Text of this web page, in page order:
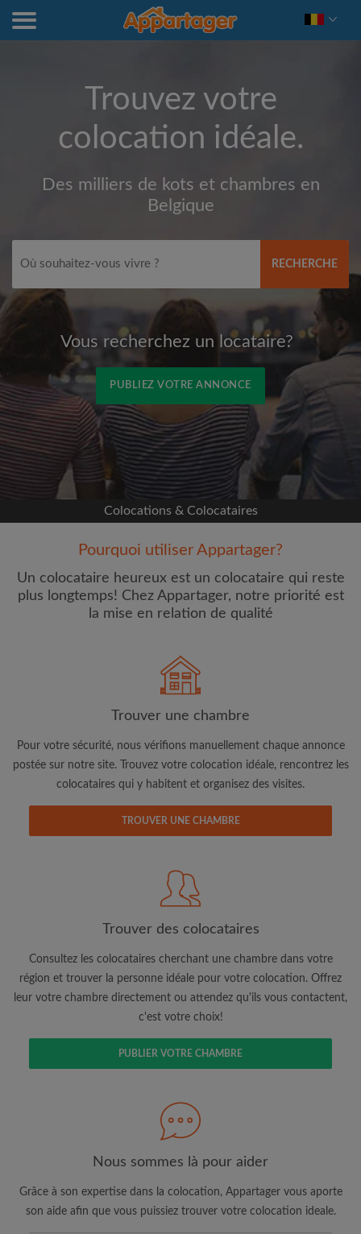
Trouvez votre
colocation idéale.
Des milliers de kots et chambres en
Belgique
RECHERCHE
Vous recherchez un locataire?
PUBLIEZ VOTRE ANNONCE
Inscrivez-vous avec Facebook
Nous ne publierons jamais sur votre page sans
votre accord
Loyer max par mois (€)
Adresse email
J'ai lu, compris et accepte les Conditions d'utilisation
Confidentialité
CRÉER PROFIL
Je souhaite recevoir des offres exclusives et des mises à
jour du compte par e-mail
Faites une recherche selon ce qui vous
semble important
Consultez les chambres et les profils des
Colocations & Colocataires
Pourquoi utiliser Appartager?
Un colocataire heureux est un colocataire qui reste
plus longtemps! Chez Appartager, notre priorité est
la mise en relation de qualité
Trouver une chambre
Pour votre sécurité, nous vérifions manuellement chaque annonce
postée sur notre site. Trouvez votre colocation idéale, rencontrez les
colocataires qui y habitent et organisez des visites.
TROUVER UNE CHAMBRE
Trouver des colocataires
Consultez les colocataires cherchant une chambre dans votre
région et trouver la personne idéale pour votre colocation. Offrez
leur votre chambre directement ou attendez qu'ils vous contactent,
c'est votre choix!
PUBLIER VOTRE CHAMBRE
Nous sommes là pour aider
Grâce à son expertise dans la colocation, Appartager vous aporte
son aide afin que vous puissiez trouver votre colocation ideale.